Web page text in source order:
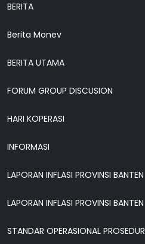
BERITA
Berita Monev
BERITA UTAMA
FORUM GROUP DISCUSION
HARI KOPERASI
INFORMASI
LAPORAN INFLASI PROVINSI BANTEN
LAPORAN INFLASI PROVINSI BANTEN
STANDAR OPERASIONAL PROSEDUR